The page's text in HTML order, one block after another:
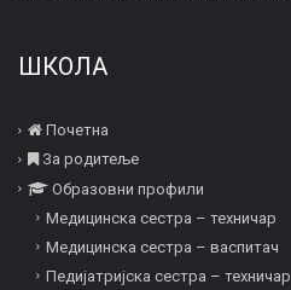
ШКОЛА
Почетна
За родитеље
Образовни профили
Медицинска сестра – техничар
Медицинска сестра – васпитач
Педијатријска сестра – техничар